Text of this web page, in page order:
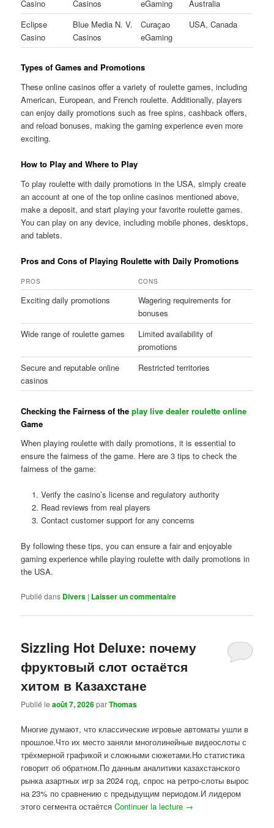
Casino
Casinos
eGaming
Australia
Eclipse
Casino
Blue Media N. V.
Casinos
Curaçao
eGaming
USA, Canada
Types of Games and Promotions
These online casinos offer a variety of roulette games, including
American, European, and French roulette. Additionally, players
can enjoy daily promotions such as free spins, cashback offers,
and reload bonuses, making the gaming experience even more
exciting.
How to Play and Where to Play
To play roulette with daily promotions in the USA, simply create
an account at one of the top online casinos mentioned above,
make a deposit, and start playing your favorite roulette games.
You can play on any device, including mobile phones, desktops,
and tablets.
Pros and Cons of Playing Roulette with Daily Promotions
PROS CONS
Exciting daily promotions
Wagering requirements for
bonuses
Wide range of roulette games
Limited availability of
promotions
Secure and reputable online
casinos
Restricted territories
Checking the Fairness of theplay live dealer roulette online
Game
When playing roulette with daily promotions, it is essential to
ensure the fairness of the game. Here are 3 tips to check the
fairness of the game:
Verify the casino’s license and regulatory authority
Read reviews from real players
Contact customer support for any concerns
By following these tips, you can ensure a fair and enjoyable
gaming experience while playing roulette with daily promotions in
the USA.
Publié dans Divers | Laisser un commentaire
Sizzling Hot Deluxe: почему
фруктовый слот остаётся
хитом в Казахстане
Publié leaoût 7, 2026parThomas
Многие думают, что классические игровые автоматы ушли в
прошлое.Что их место заняли многолинейные видеослоты с
трёхмерной графикой и сложными сюжетами.Но статистика
говорит об обратном.По данным аналитики казахстанского
рынка азартных игр за 2024 год, спрос на ретро-слоты вырос
на 23% по сравнению с предыдущим периодом.И лидером
этого сегмента остаётсяContinuer la lecture →